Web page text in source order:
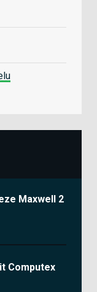
Maxwell 2
Computex